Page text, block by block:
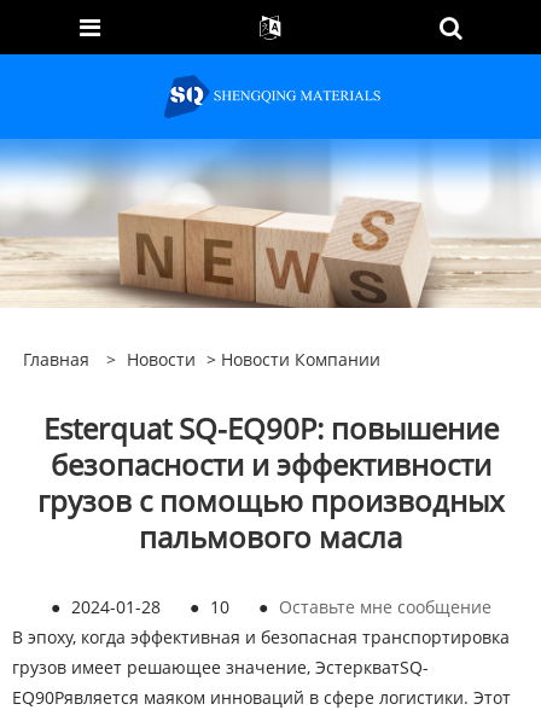
Главная > Новости > Новости Компании
Esterquat SQ-EQ90P: повышение
безопасности и эффективности
грузов с помощью производных
пальмового масла
● 2024-01-28 ● 10 ● Оставьте мне сообщение
В эпоху, когда эффективная и безопасная транспортировка
грузов имеет решающее значение, ЭстеркватSQ-
EQ90Pявляется маяком инноваций в сфере логистики. Этот